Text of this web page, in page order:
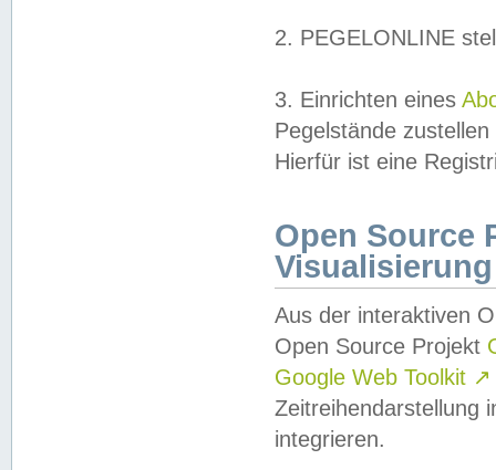
2. PEGELONLINE
3. Einrichten eines
Pegelstände
Hierfür ist eine
Open Source
Visualisierung
Aus der interaktiven
Open Source Projekt
Google Web Toolkit ↗
Zeitreihendarstellung
integrieren.